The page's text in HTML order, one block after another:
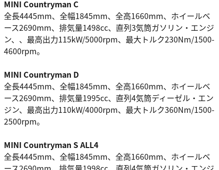
MINI Countryman C
全長4445mm、全幅1845mm、全高1660mm、ホイールベ
ース2690mm、排気量1498cc、直列3気筒ガソリン・エンジ
ン、、最高出力115kW/5000rpm、最大トルク230Nm/1500-
4600rpm。
MINI Countryman D
全長4445mm、全幅1845mm、全高1660mm、ホイールベ
ース2690mm、排気量1995cc、直列4気筒ディーゼル・エン
ジン、最高出力110kW/4000rpm、最大トルク360Nm/1500-
2500rpm。
MINI Countryman S ALL4
全長4445mm、全幅1845mm、全高1660mm、ホイールベ